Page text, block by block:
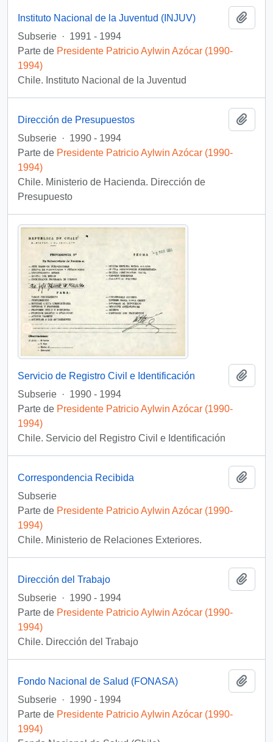
Instituto Nacional de la Juventud (INJUV)
Subserie · 1991 - 1994
Parte de Presidente Patricio Aylwin Azócar (1990-
1994)
Chile. Instituto Nacional de la Juventud
Dirección de Presupuestos
Subserie · 1990 - 1994
Parte de Presidente Patricio Aylwin Azócar (1990-
1994)
Chile. Ministerio de Hacienda. Dirección de
Presupuesto
Servicio de Registro Civil e Identificación
Subserie · 1990 - 1994
Parte de Presidente Patricio Aylwin Azócar (1990-
1994)
Chile. Servicio del Registro Civil e Identificación
Correspondencia Recibida
Subserie
Parte de Presidente Patricio Aylwin Azócar (1990-
1994)
Chile. Ministerio de Relaciones Exteriores.
Dirección del Trabajo
Subserie · 1990 - 1994
Parte de Presidente Patricio Aylwin Azócar (1990-
1994)
Chile. Dirección del Trabajo
Fondo Nacional de Salud (FONASA)
Subserie · 1990 - 1994
Parte de Presidente Patricio Aylwin Azócar (1990-
1994)